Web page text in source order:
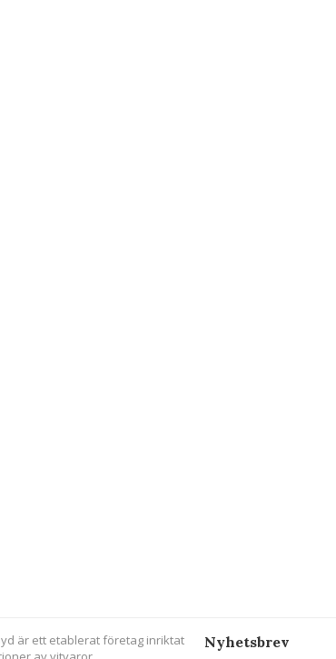
Nyhetsbrev
är ett etablerat företag inriktat